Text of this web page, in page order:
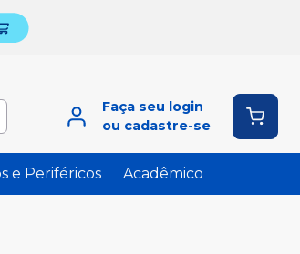
Faça seu login
ou cadastre-se
e Periféricos Acadêmico